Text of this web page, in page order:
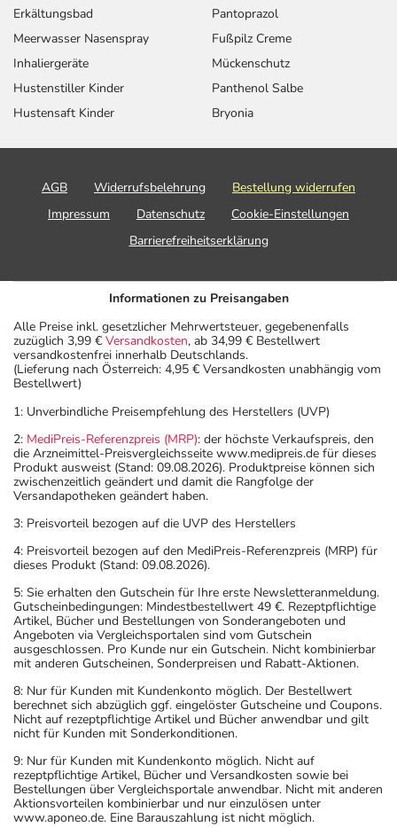
Erkältungsbad
Meerwasser Nasenspray
Inhaliergeräte
Hustenstiller Kinder
Hustensaft Kinder
Pantoprazol
Fußpilz Creme
Mückenschutz
Panthenol Salbe
Bryonia
AGB Widerrufsbelehrung
Bestellung widerrufen
Impressum
Datenschutz
Cookie-Einstellungen
Barrierefreiheitserklärung
Informationen zu Preisangaben
Alle Preise inkl. gesetzlicher Mehrwertsteuer, gegebenenfalls
zuzüglich 3,99 € Versandkosten, ab 34,99 € Bestellwert
versandkostenfrei innerhalb Deutschlands.
(Lieferung nach Österreich: 4,95 € Versandkosten unabhängig vom
Bestellwert)
1: Unverbindliche Preisempfehlung des Herstellers (UVP)
2: MediPreis-Referenzpreis (MRP): der höchste Verkaufspreis, den
die Arzneimittel-Preisvergleichsseite www.medipreis.de für dieses
Produkt ausweist (Stand: 09.08.2026). Produktpreise können sich
zwischenzeitlich geändert und damit die Rangfolge der
Versandapotheken geändert haben.
3: Preisvorteil bezogen auf die UVP des Herstellers
4: Preisvorteil bezogen auf den MediPreis-Referenzpreis (MRP) für
dieses Produkt (Stand: 09.08.2026).
5: Sie erhalten den Gutschein für Ihre erste Newsletteranmeldung.
Gutscheinbedingungen: Mindestbestellwert 49 €. Rezeptpflichtige
Artikel, Bücher und Bestellungen von Sonderangeboten und
Angeboten via Vergleichsportalen sind vom Gutschein
ausgeschlossen. Pro Kunde nur ein Gutschein. Nicht kombinierbar
mit anderen Gutscheinen, Sonderpreisen und Rabatt-Aktionen.
8: Nur für Kunden mit Kundenkonto möglich. Der Bestellwert
berechnet sich abzüglich ggf. eingelöster Gutscheine und Coupons.
Nicht auf rezeptpflichtige Artikel und Bücher anwendbar und gilt
nicht für Kunden mit Sonderkonditionen.
9: Nur für Kunden mit Kundenkonto möglich. Nicht auf
rezeptpflichtige Artikel, Bücher und Versandkosten sowie bei
Bestellungen über Vergleichsportale anwendbar. Nicht mit anderen
Aktionsvorteilen kombinierbar und nur einzulösen unter
www.aponeo.de. Eine Barauszahlung ist nicht möglich.